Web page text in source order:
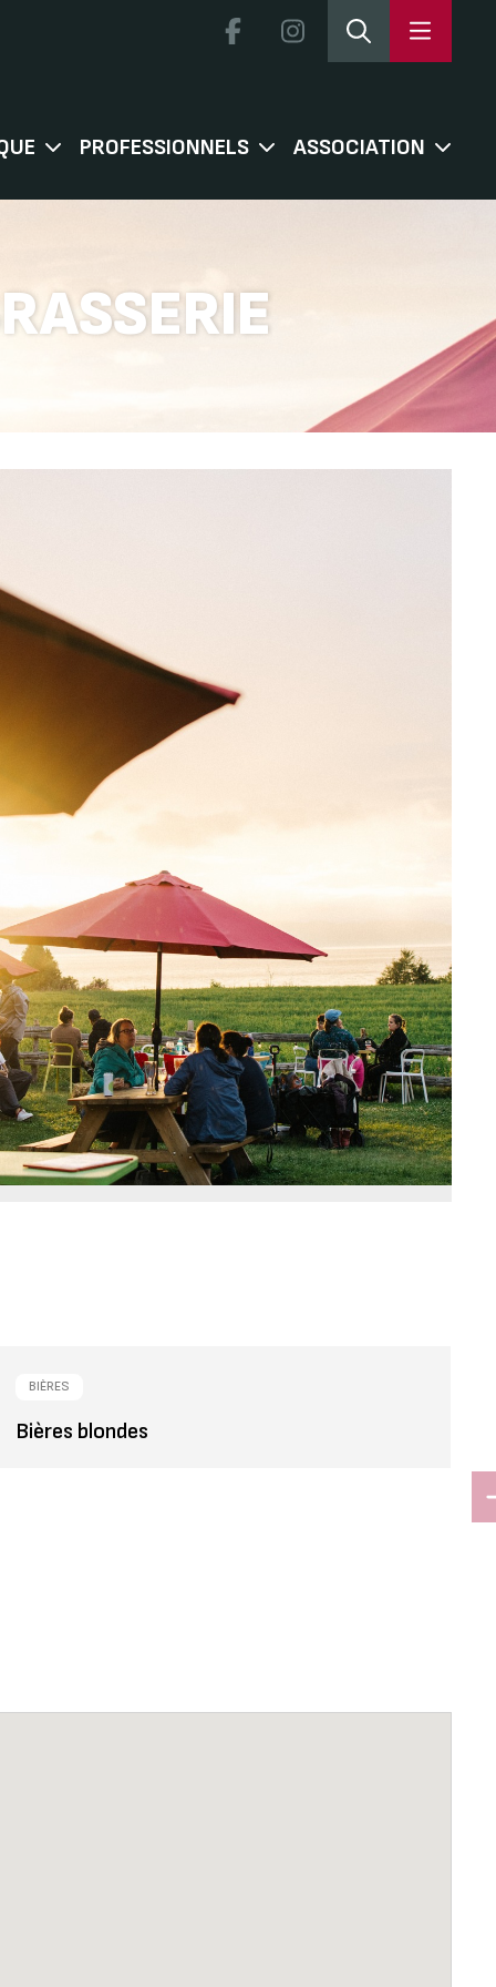
PROFESSIONNELS ASSOCIATION
BIÈRES
Bières blondes